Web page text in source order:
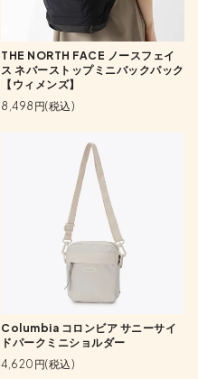
THE NORTH FACE ノースフェイ
ス ネバーストップミニバックパック
【ウィメンズ】
8,498円(税込)
Columbia コロンビア サニーサイ
ドパークミニショルダー
4,620円(税込)